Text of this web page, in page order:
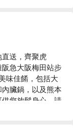
直送，齊聚虎
急大阪梅田站步
味佳餚，包括大
臟鍋，以及熊本
您放鬆身心。請